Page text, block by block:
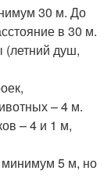
30 м. До
в 30 м.
(летний душ,
– 4 м.
– 4 и 1 м,
минимум 5 м, но